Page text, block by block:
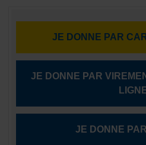
JE DONNE PAR
JE DONNE PAR
JE DONNE